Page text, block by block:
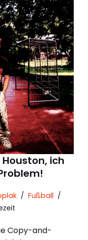
Houston, ich
Fußball
Copy-and-